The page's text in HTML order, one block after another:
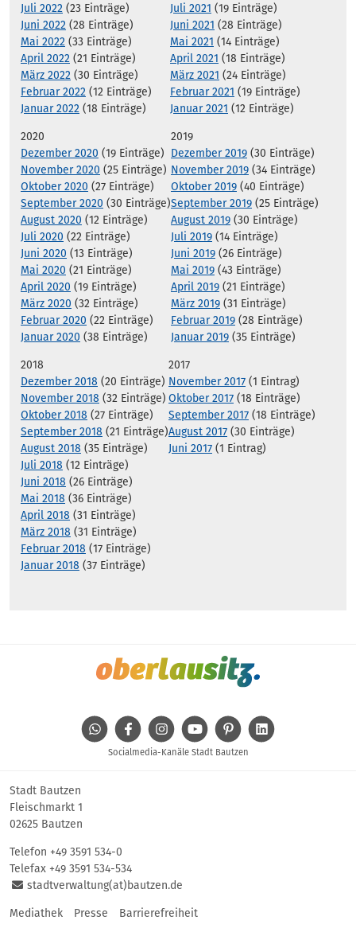
Juli 2022 (23 Einträge)
Juni 2022 (28 Einträge)
Mai 2022 (33 Einträge)
April 2022 (21 Einträge)
März 2022 (30 Einträge)
Februar 2022 (12 Einträge)
Januar 2022 (18 Einträge)
Juli 2021 (19 Einträge)
Juni 2021 (28 Einträge)
Mai 2021 (14 Einträge)
April 2021 (18 Einträge)
März 2021 (24 Einträge)
Februar 2021 (19 Einträge)
Januar 2021 (12 Einträge)
2020
Dezember 2020 (19 Einträge)
November 2020 (25 Einträge)
Oktober 2020 (27 Einträge)
September 2020 (30 Einträge)
August 2020 (12 Einträge)
Juli 2020 (22 Einträge)
Juni 2020 (13 Einträge)
Mai 2020 (21 Einträge)
April 2020 (19 Einträge)
März 2020 (32 Einträge)
Februar 2020 (22 Einträge)
Januar 2020 (38 Einträge)
2019
Dezember 2019 (30 Einträge)
November 2019 (34 Einträge)
Oktober 2019 (40 Einträge)
September 2019 (25 Einträge)
August 2019 (30 Einträge)
Juli 2019 (14 Einträge)
Juni 2019 (26 Einträge)
Mai 2019 (43 Einträge)
April 2019 (21 Einträge)
März 2019 (31 Einträge)
Februar 2019 (28 Einträge)
Januar 2019 (35 Einträge)
2018
Dezember 2018 (20 Einträge)
November 2018 (32 Einträge)
Oktober 2018 (27 Einträge)
September 2018 (21 Einträge)
August 2018 (35 Einträge)
Juli 2018 (12 Einträge)
Juni 2018 (26 Einträge)
Mai 2018 (36 Einträge)
April 2018 (31 Einträge)
März 2018 (31 Einträge)
Februar 2018 (17 Einträge)
Januar 2018 (37 Einträge)
2017
November 2017 (1 Eintrag)
Oktober 2017 (18 Einträge)
September 2017 (18 Einträge)
August 2017 (30 Einträge)
Juni 2017 (1 Eintrag)
WhatsAppFacebookInstagramYoutube Pinterest
Socialmedia-Kanäle Stadt Bautzen
Stadt Bautzen
Fleischmarkt 1
02625 Bautzen
Telefon +49 3591 534-0
Telefax +49 3591 534-534
stadtverwaltung(at)bautzen.de
Mediathek Presse Barrierefreiheit